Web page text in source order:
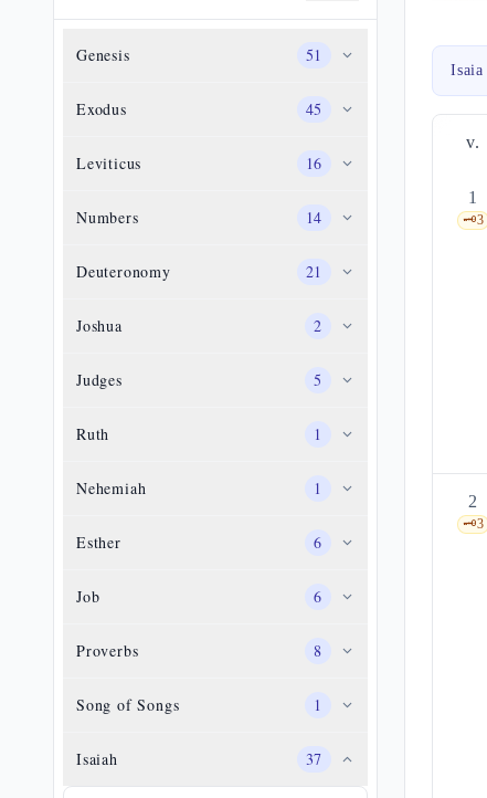
Genesis 51
Exodus 45
Leviticus 16
Numbers 14
Deuteronomy 21
Joshua 2
Judges 5
Ruth 1
Nehemiah 1
Esther 6
Job 6
Proverbs 8
Song of Songs 1
Isaiah 37
Isaia
v.
1
🗝️3
2
🗝️3